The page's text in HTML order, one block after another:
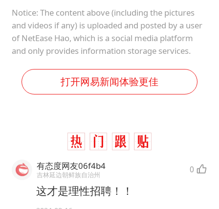
Notice: The content above (including the pictures
and videos if any) is uploaded and posted by a user
of NetEase Hao, which is a social media platform
and only provides information storage services.
打开网易新闻体验更佳
有态度网友06f4b4
吉林延边朝鲜族自治州 0
这才是理性招聘！！